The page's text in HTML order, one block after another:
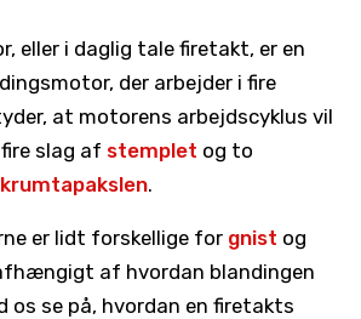
eller i daglig tale firetakt, er en
der arbejder i fire
at motorens arbejdscyklus vil
slag af stemplet og to
krumtapakslen.
er lidt forskellige for gnist og
af hvordan blandingen
os se på, hvordan en firetakts